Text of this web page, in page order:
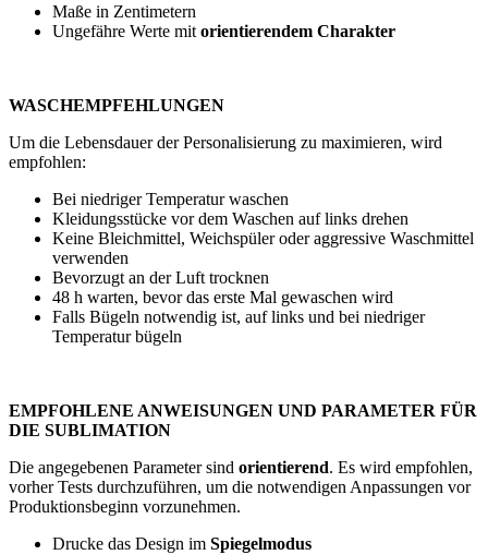
Maße in Zentimetern
Ungefähre Werte mit orientierendem Charakter
WASCHEMPFEHLUNGEN
Um die Lebensdauer der Personalisierung zu maximieren, wird
empfohlen:
Bei niedriger Temperatur waschen
Kleidungsstücke vor dem Waschen auf links drehen
Keine Bleichmittel, Weichspüler oder aggressive Waschmittel
verwenden
Bevorzugt an der Luft trocknen
48 h warten, bevor das erste Mal gewaschen wird
Falls Bügeln notwendig ist, auf links und bei niedriger
Temperatur bügeln
EMPFOHLENE ANWEISUNGEN UND PARAMETER FÜR
DIE SUBLIMATION
Die angegebenen Parameter sind orientierend. Es wird empfohlen,
vorher Tests durchzuführen, um die notwendigen Anpassungen vor
Produktionsbeginn vorzunehmen.
Drucke das Design im Spiegelmodus